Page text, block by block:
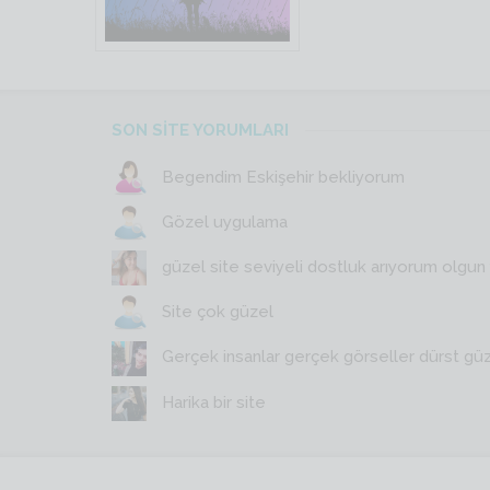
SON SİTE YORUMLARI
Begendim Eskişehir bekliyorum
Gözel uygulama
güzel site seviyeli dostluk arıyorum olgun
Site çok güzel
Gerçek insanlar gerçek görseller dürst
Harika bir site